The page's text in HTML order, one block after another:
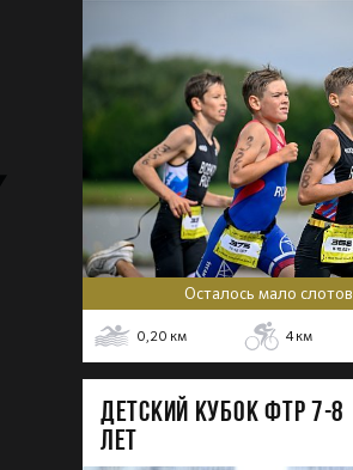
Осталось мало слотов
0,20 км 4км
ДЕТСКИЙ КУБОК ФТР 7-8
лет